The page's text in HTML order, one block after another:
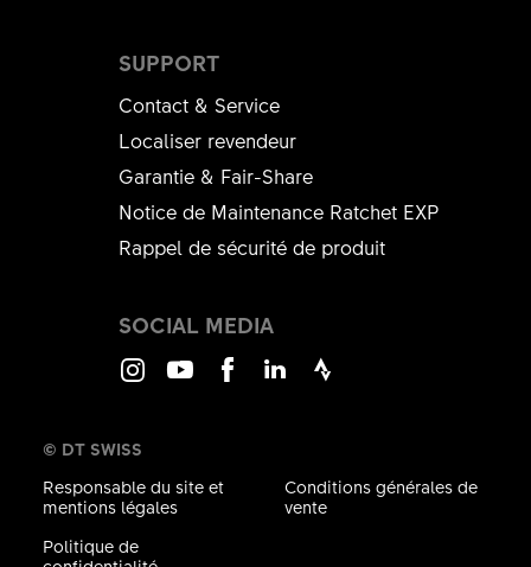
SUPPORT
Contact & Service
Localiser revendeur
Garantie & Fair-Share
Notice de Maintenance Ratchet EXP
Rappel de sécurité de produit
SOCIAL MEDIA
© DT SWISS
Responsable du site et
mentions légales
Politique de
Conditions générales de
vente